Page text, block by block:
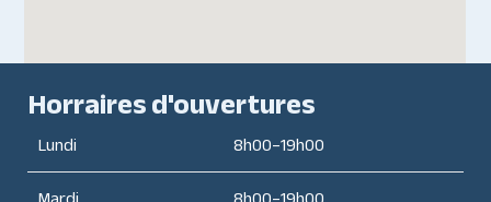
Horraires d'ouvertures
Lundi
8h00–19h00